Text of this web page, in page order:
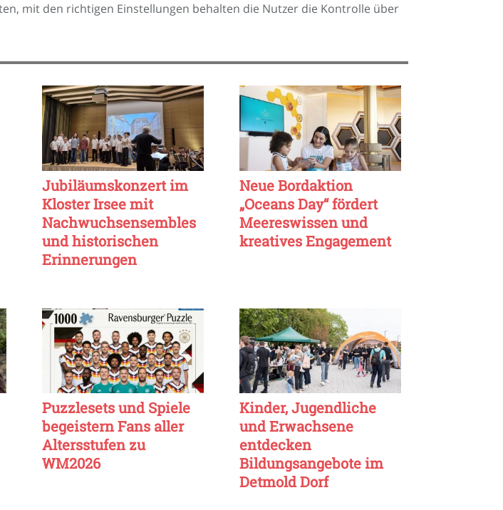
mit den richtigen Einstellungen behalten die Nutzer die Kontrolle über
Jubiläumskonzert im
Kloster Irsee mit
Nachwuchsensembles
und historischen
Erinnerungen
Neue Bordaktion
„Oceans Day“ fördert
Meereswissen und
kreatives Engagement
Puzzlesets und Spiele
begeistern Fans aller
Altersstufen zu
WM2026
Kinder, Jugendliche
und Erwachsene
entdecken
Bildungsangebote im
Detmold Dorf